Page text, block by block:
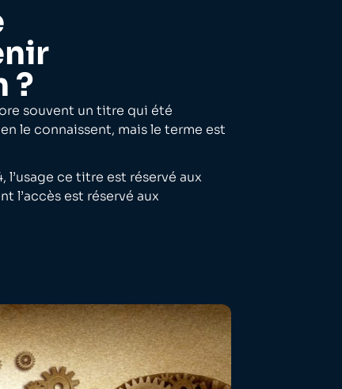
?
souvent un titre qui été
le connaissent, mais le terme est
ce titre est réservé aux
l’accès est réservé aux